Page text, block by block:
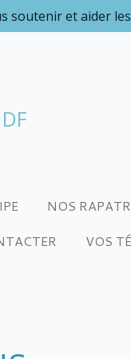
soutenir et aider
NOS
VOS